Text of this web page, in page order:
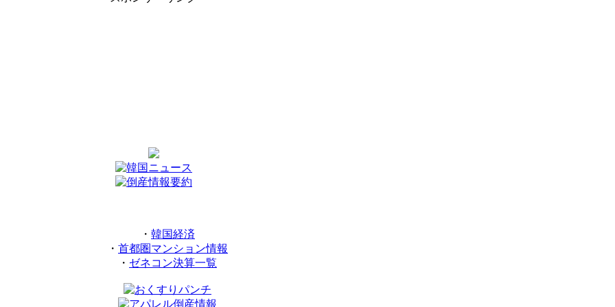
・ 韓国経済
・ 首都圏マンション情報
・ ゼネコン決算一覧